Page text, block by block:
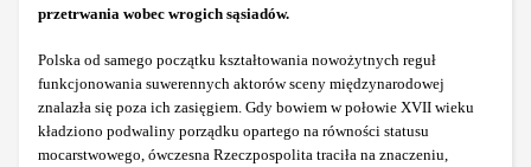
przetrwania wobec wrogich sąsiadów.
Polska od samego początku kształtowania nowożytnych reguł
funkcjonowania suwerennych aktorów sceny międzynarodowej
znalazła się poza ich zasięgiem. Gdy bowiem w połowie XVII wieku
kładziono podwaliny porządku opartego na równości statusu
mocarstwowego, ówczesna Rzeczpospolita traciła na znaczeniu,